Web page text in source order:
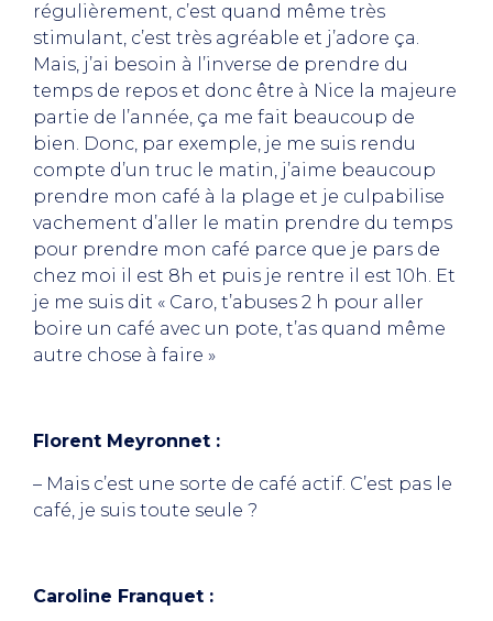
régulièrement, c’est quand même très
stimulant, c’est très agréable et j’adore ça.
Mais, j’ai besoin à l’inverse de prendre du
temps de repos et donc être à Nice la majeure
partie de l’année, ça me fait beaucoup de
bien. Donc, par exemple, je me suis rendu
compte d’un truc le matin, j’aime beaucoup
prendre mon café à la plage et je culpabilise
vachement d’aller le matin prendre du temps
pour prendre mon café parce que je pars de
chez moi il est 8h et puis je rentre il est 10h. Et
je me suis dit « Caro, t’abuses 2 h pour aller
boire un café avec un pote, t’as quand même
autre chose à faire »
Florent Meyronnet :
– Mais c’est une sorte de café actif. C’est pas le
café, je suis toute seule ?
Caroline Franquet :